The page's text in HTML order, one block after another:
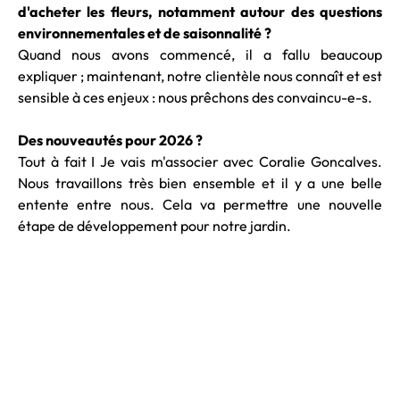
d'acheter les fleurs, notamment autour des questions
environnementales et de saisonnalité ?
Quand nous avons commencé, il a fallu beaucoup
expliquer ; maintenant, notre clientèle nous connaît et est
sensible à ces enjeux : nous prêchons des convaincu-e-s.
Des nouveautés pour 2026 ?
Tout à fait I Je vais m'associer avec Coralie Goncalves.
Nous travaillons très bien ensemble et il y a une belle
entente entre nous. Cela va permettre une nouvelle
étape de développement pour notre jardin.